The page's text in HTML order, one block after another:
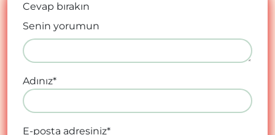
Cevap bırakın
Senin yorumun
Adınız*
E-posta adresiniz*